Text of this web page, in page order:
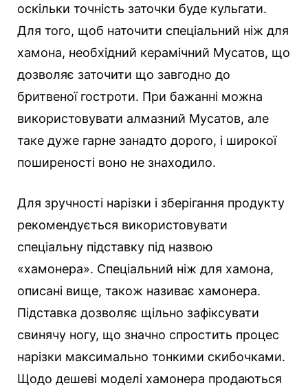
оскільки точність заточки буде кульгати.
Для того, щоб наточити спеціальний ніж для
хамона, необхідний керамічний Мусатов, що
дозволяє заточити що завгодно до
бритвеної гостроти. При бажанні можна
використовувати алмазний Мусатов, але
таке дуже гарне занадто дорого, і широкої
поширеності воно не знаходило.
Для зручності нарізки і зберігання продукту
рекомендується використовувати
спеціальну підставку під назвою
«хамонера». Спеціальний ніж для хамона,
описані вище, також називає хамонера.
Підставка дозволяє щільно зафіксувати
свинячу ногу, що значно спростить процес
нарізки максимально тонкими скибочками.
Щодо дешеві моделі хамонера продаються